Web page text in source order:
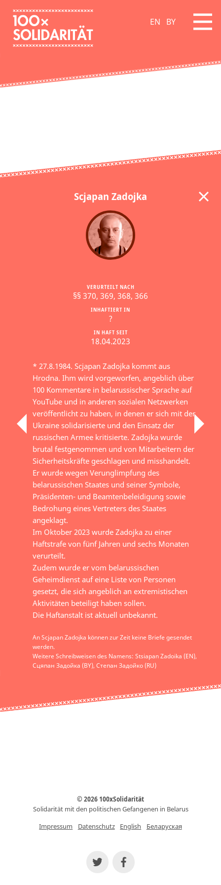
EN BY
Scjapan Zadojka
IN HAFT SEIT
18.04.2023
INHAFTIERT IN
?
VERURTEILT NACH
§§ 370, 369, 368, 366
* 27.8.1984. Scjapan Zadojka kommt aus
Hrodna. Ihm wird vorgeworfen, angeblich über
100 Kommentare in belarussischer Sprache auf
YouTube und in anderen sozialen Netzwerken
veröffentlicht zu haben, in denen er sich mit der
Ukraine solidarisierte und den Einsatz der
russischen Armee kritisierte. Zadojka wurde
brutal festgenommen und von Mitarbeitern der
Sicherheitskräfte geschlagen und misshandelt.
Er wurde wegen Verunglimpfung des
belarussischen Staates und seiner Symbole,
Präsidenten- und Beamtenbeleidigung sowie
Bedrohung eines Vertreters des Staates
angeklagt.
Im Oktober 2023 wurde Zadojka zu einer
Haftstrafe von fünf Jahren und sechs Monaten
verurteilt.
Zudem wurde er vom belarussischen
Geheimdienst auf eine Liste von Personen
gesetzt, die sich angeblich an extremistischen
Aktivitäten beteiligt haben sollen.
Die Haftanstalt ist aktuell unbekannt.
An Scjapan Zadojka können zur Zeit keine Briefe gesendet
werden.
Weitere Schreibweisen des Namens: Stsiapan Zadoika (EN),
Сцяпан Задойка (BY), Степан Задойко (RU)
© 2026 100xSolidarität
Solidarität mit den politischen Gefangenen in Belarus
Impressum
Datenschutz English Беларуская